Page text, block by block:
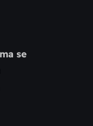
se